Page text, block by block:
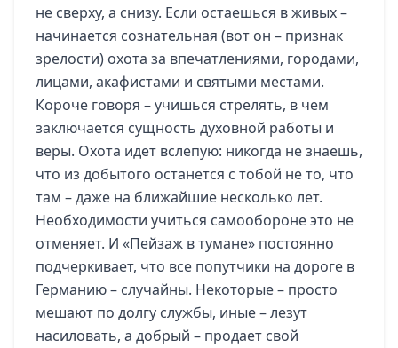
не сверху, а снизу. Если остаешься в живых –
начинается сознательная (вот он – признак
зрелости) охота за впечатлениями, городами,
лицами, акафистами и святыми местами.
Короче говоря – учишься стрелять, в чем
заключается сущность духовной работы и
веры. Охота идет вслепую: никогда не знаешь,
что из добытого останется с тобой не то, что
там – даже на ближайшие несколько лет.
Необходимости учиться самообороне это не
отменяет. И «Пейзаж в тумане» постоянно
подчеркивает, что все попутчики на дороге в
Германию – случайны. Некоторые – просто
мешают по долгу службы, иные – лезут
насиловать, а добрый – продает свой